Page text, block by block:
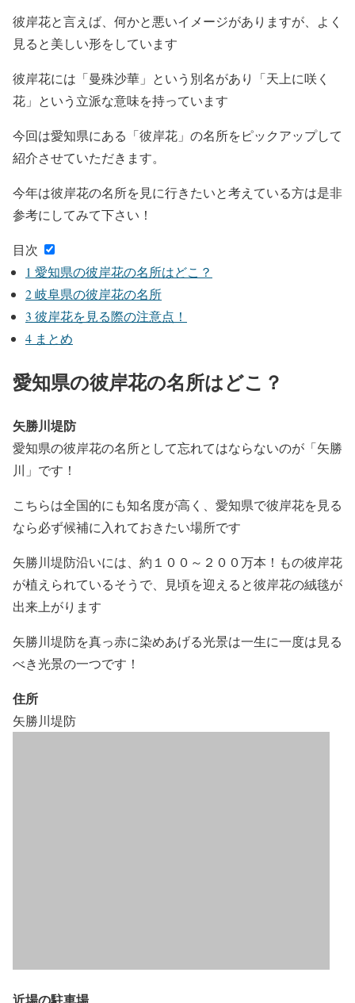
彼岸花と言えば、何かと悪いイメージがありますが、よく
見ると美しい形をしています
彼岸花には「曼殊沙華」という別名があり「天上に咲く
花」という立派な意味を持っています
今回は愛知県にある「彼岸花」の名所をピックアップして
紹介させていただきます。
今年は彼岸花の名所を見に行きたいと考えている方は是非
参考にしてみて下さい！
目次
1 愛知県の彼岸花の名所はどこ？
2岐阜県の彼岸花の名所
3 彼岸花を見る際の注意点！
4 まとめ
愛知県の彼岸花の名所はどこ？
矢勝川堤防
愛知県の彼岸花の名所として忘れてはならないのが「矢勝
川」です！
こちらは全国的にも知名度が高く、愛知県で彼岸花を見る
なら必ず候補に入れておきたい場所です
矢勝川堤防沿いには、約１００～２００万本！もの彼岸花
が植えられているそうで、見頃を迎えると彼岸花の絨毯が
出来上がります
矢勝川堤防を真っ赤に染めあげる光景は一生に一度は見る
べき光景の一つです！
住所
矢勝川堤防
近場の駐車場